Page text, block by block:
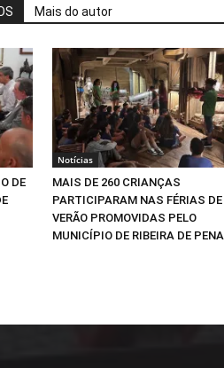
Mais do autor
DE
Notícias
MAIS DE 260 CRIANÇAS
PARTICIPARAM NAS FÉRIAS DE
VERÃO PROMOVIDAS PELO
MUNICÍPIO DE RIBEIRA DE PENA